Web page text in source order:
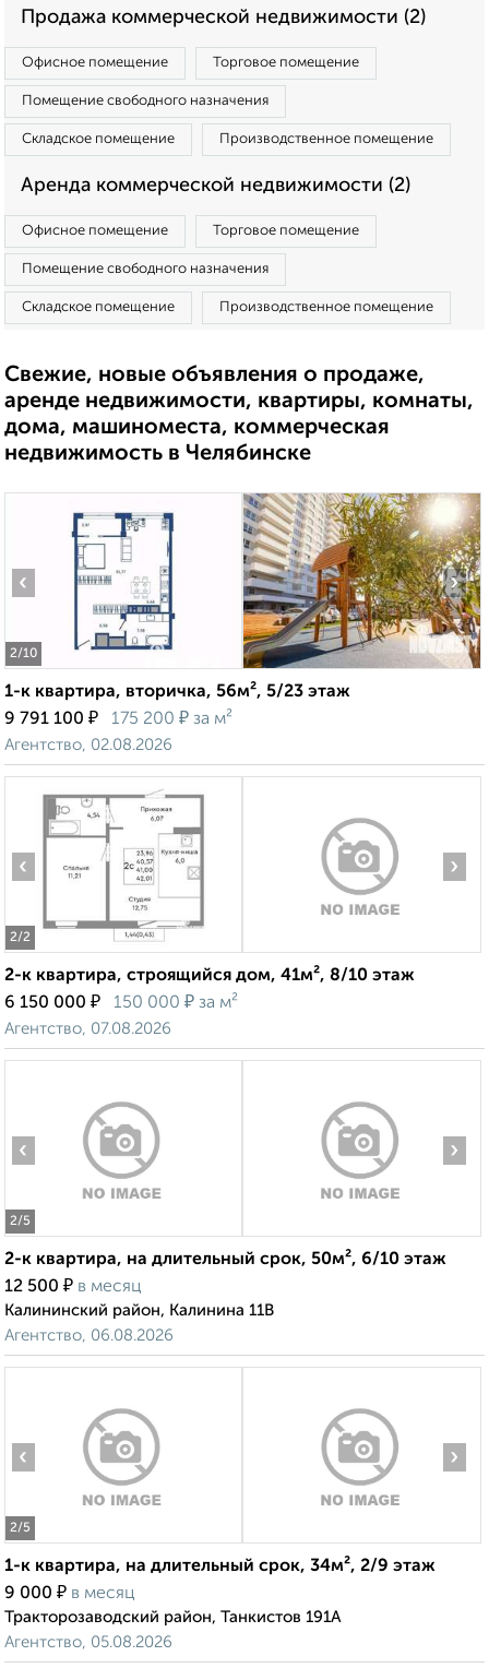
Продажа коммерческой недвижимости (2)
Офисное помещение Торговое помещение
Помещение свободного назначения
Складское помещение Производственное помещение
Аренда коммерческой недвижимости (2)
Офисное помещение Торговое помещение
Помещение свободного назначения
Складское помещение Производственное помещение
Свежие, новые объявления о продаже,
аренде недвижимости, квартиры, комнаты,
дома, машиноместа, коммерческая
недвижимость в Челябинске
2/10
‹ ›
1-к квартира, вторичка, 56м², 5/23 этаж
9 791 100 ₽ 175 200 ₽ за м²
Агентство, 02.08.2026
2/2
‹ ›
2-к квартира, строящийся дом, 41м², 8/10 этаж
6 150 000 ₽ 150 000 ₽ за м²
Агентство, 07.08.2026
2/5
‹ ›
2-к квартира, на длительный срок, 50м², 6/10 этаж
12 500 ₽ в месяц
Калининский район, Калинина 11В
Агентство, 06.08.2026
2/5
‹ ›
1-к квартира, на длительный срок, 34м², 2/9 этаж
9 000 ₽ в месяц
Тракторозаводский район, Танкистов 191А
Агентство, 05.08.2026